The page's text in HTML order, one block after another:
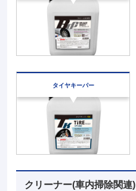
タイヤキーパー
クリーナー(車内掃除関連)